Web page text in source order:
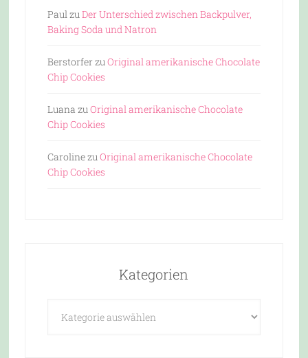
PaulzuDer Unterschied zwischen Backpulver,
Baking Soda und Natron
Berstorfer zuOriginal amerikanische Chocolate
Chip Cookies
Luana zuOriginal amerikanische Chocolate
Chip Cookies
CarolinezuOriginal amerikanische Chocolate
Chip Cookies
Kategorien